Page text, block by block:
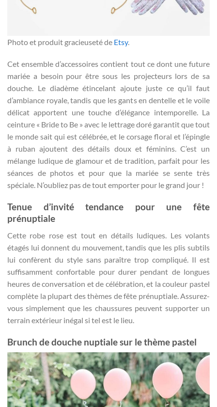
Photo et produit gracieuseté de Etsy.
Cet ensemble d’accessoires contient tout ce dont une future
mariée a besoin pour être sous les projecteurs lors de sa
douche. Le diadème étincelant ajoute juste ce qu’il faut
d’ambiance royale, tandis que les gants en dentelle et le voile
délicat apportent une touche d’élégance intemporelle. La
ceinture « Bride to Be » avec le lettrage doré garantit que tout
le monde sait qui est célébrée, et le corsage floral et l’épingle
à ruban ajoutent des détails doux et féminins. C’est un
mélange ludique de glamour et de tradition, parfait pour les
séances de photos et pour que la mariée se sente très
spéciale. N’oubliez pas de tout emporter pour le grand jour !
Tenue d’invité tendance pour une fête
prénuptiale
Cette robe rose est tout en détails ludiques. Les volants
étagés lui donnent du mouvement, tandis que les plis subtils
lui confèrent du style sans paraître trop compliqué. Il est
suffisamment confortable pour durer pendant de longues
heures de conversation et de célébration, et la couleur pastel
complète la plupart des thèmes de fête prénuptiale. Assurez-
vous simplement que les chaussures peuvent supporter un
terrain extérieur inégal si tel est le lieu.
Brunch de douche nuptiale sur le thème pastel